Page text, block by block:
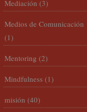
Mediación (3)
Medios de Comunicación
(1)
Mentoring (2)
Mindfulness (1)
misión (40)